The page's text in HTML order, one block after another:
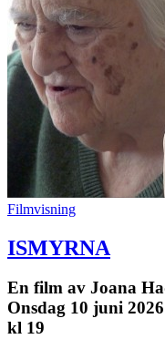
Filmvisning
ISMYRNA
En film av Joana
Onsdag 10 juni 2026
kl 19